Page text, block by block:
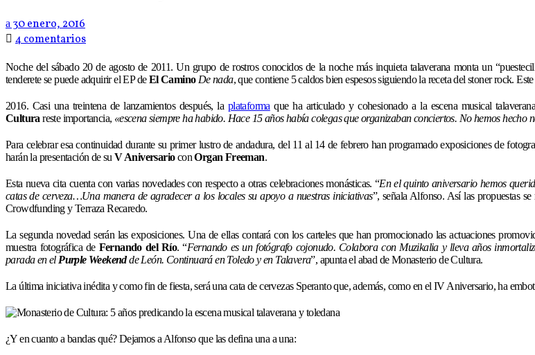
30 enero, 2016
4 comentarios
Noche del sábado 20 de agosto de 2011. Un grupo de rostros conocidos de la noche más inquieta talaverana monta un
tenderete se puede adquirir el EP deEl Camino De nada, que contiene 5 caldos bien espesos siguiendo la receta del stoner rock.
2016. Casi una treintena de lanzamientos después, la plataforma que ha articulado y cohesionado a la escena musical
Cultura reste importancia, «escena siempre ha habido. Hace 15 años había colegas que organizaban conciertos. No hemos
Para celebrar esa continuidad durante su primer lustro de andadura, del 11 al 14 de febrero han programado exposiciones de
harán la presentación de suV AniversarioconOrgan Freeman.
Esta nueva cita cuenta con varias novedades con respecto a otras celebraciones monásticas. “En el quinto aniversario hemos
catas de cerveza…Una manera de agradecer a los locales su apoyo a nuestras iniciativas”, señala Alfonso. Así las propuestas
Crowdfunding y Terraza Recaredo.
La segunda novedad serán las exposiciones. Una de ellas contará con los carteles que han promocionado las actuaciones
muestra fotográfica de Fernando del Río. “Fernando es un fotógrafo cojonudo. Colabora con Muzikalia y lleva años
parada en el Purple Weekendde León. Continuará en Toledo y en Talavera”, apunta el abad de Monasterio de Cultura.
La última iniciativa inédita y como fin de fiesta, será una cata de cervezas Speranto que, además, como en el IV Aniversario, ha
¿Y en cuanto a bandas qué? Dejamos a Alfonso que las defina una a una: